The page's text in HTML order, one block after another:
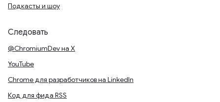
Подкасты и шоу
Следовать
@ChromiumDev на X
YouTube
Chrome для разработчиков на LinkedIn
Код для фида RSS